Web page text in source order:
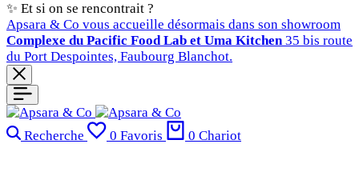
✨ Et si on se rencontrait ?
Apsara & Co vous accueille désormais dans son showroom
Complexe du Pacific Food Lab et Uma Kitchen35 bis route
du Port Despointes, Faubourg Blanchot.
Recherche 0 Favoris 0 Chariot